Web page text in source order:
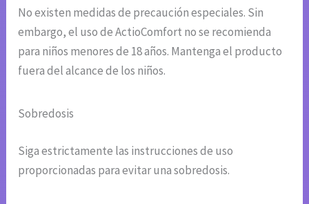
No existen medidas de precaución especiales. Sin
embargo, el uso de ActioComfort no se recomienda
para niños menores de 18 años. Mantenga el producto
fuera del alcance de los niños.
Sobredosis
Siga estrictamente las instrucciones de uso
proporcionadas para evitar una sobredosis.